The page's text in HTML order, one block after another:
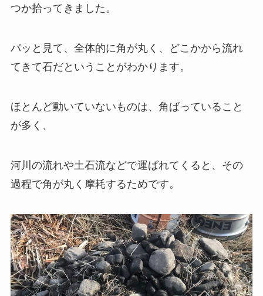
つか拾ってきました。
パッと見て、全体的に角が丸く、どこかから流れ
てきて石だということがわかります。
ほとんど動いていないものは、角ばっていること
が多く、
河川の流れや土石流などで運ばれてくると、その
過程で角が丸く摩耗するためです。